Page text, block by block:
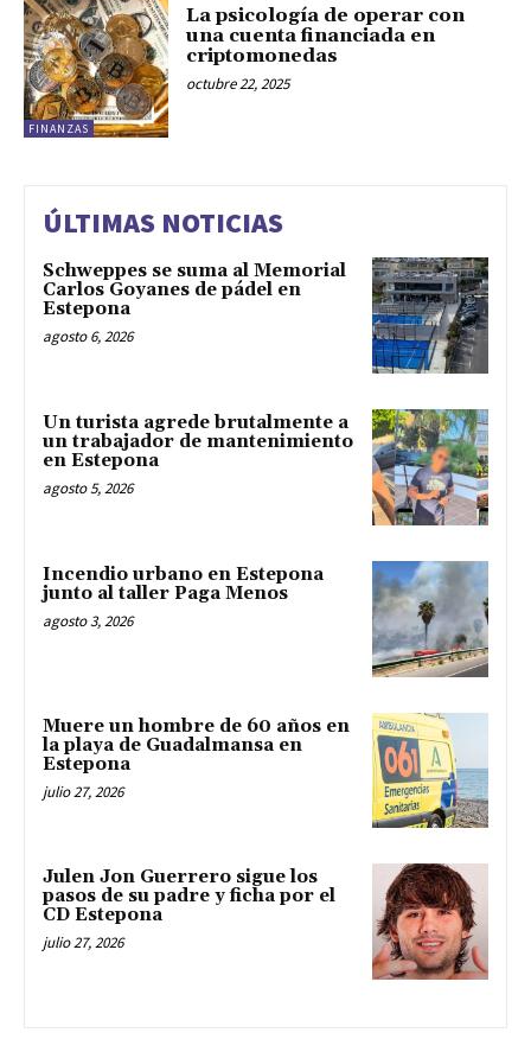
FINANZAS
La psicología de operar con
una cuenta financiada en
criptomonedas
octubre 22, 2025
ÚLTIMAS NOTICIAS
Schweppes se suma al Memorial
Carlos Goyanes de pádel en
Estepona
agosto 6, 2026
Un turista agrede brutalmente a
un trabajador de mantenimiento
en Estepona
agosto 5, 2026
Incendio urbano en Estepona
junto al taller Paga Menos
agosto 3, 2026
Muere un hombre de 60 años en
la playa de Guadalmansa en
Estepona
julio 27, 2026
Julen Jon Guerrero sigue los
pasos de su padre y ficha por el
CD Estepona
julio 27, 2026